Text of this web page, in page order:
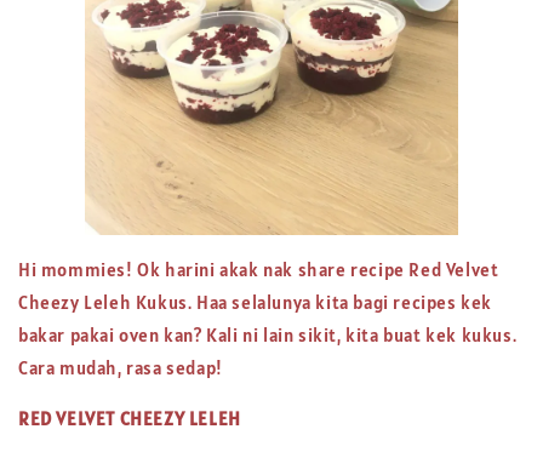
Hi mommies! Ok harini akak nak share recipe Red Velvet
Cheezy Leleh Kukus. Haa selalunya kita bagi recipes kek
bakar pakai oven kan? Kali ni lain sikit, kita buat kek kukus.
Cara mudah, rasa sedap!
RED VELVET CHEEZY LELEH